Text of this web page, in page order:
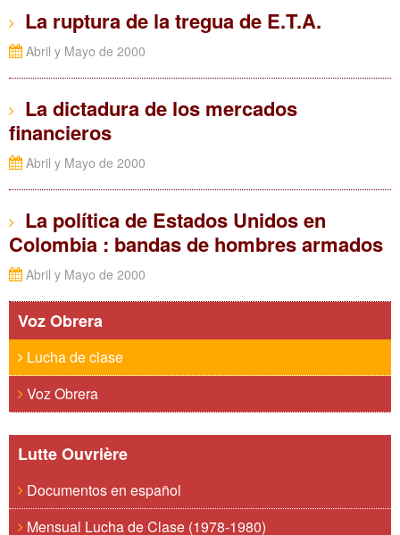
La ruptura de la tregua de E.T.A.
Abril y Mayo de 2000
La dictadura de los mercados
financieros
Abril y Mayo de 2000
La política de Estados Unidos en
Colombia : bandas de hombres armados
Abril y Mayo de 2000
Voz Obrera
Lucha de clase
Voz Obrera
Lutte Ouvrière
Documentos en español
Mensual Lucha de Clase (1978-1980)